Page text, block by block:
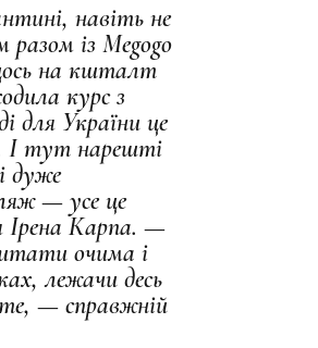
навіть не
із Megogo
на кшталт
курс з
для України це
І тут нарешті
дуже
— усе це
Ірена Карпа. —
очима і
лежачи десь
— справжній